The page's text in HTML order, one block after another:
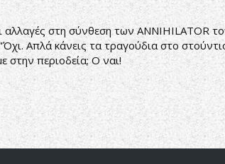
στη σύνθεση των ANNIHILATOR
Απλά κάνεις τα τραγούδια στο
στην περιοδεία; Ο ναι!